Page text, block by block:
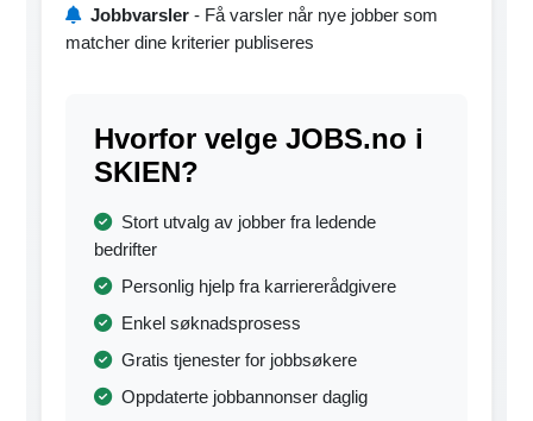
Jobbvarsler - Få varsler når nye jobber som
matcher dine kriterier publiseres
Hvorfor velge JOBS.no i
SKIEN?
Stort utvalg av jobber fra ledende
bedrifter
Personlig hjelp fra karriererådgivere
Enkel søknadsprosess
Gratis tjenester for jobbsøkere
Oppdaterte jobbannonser daglig